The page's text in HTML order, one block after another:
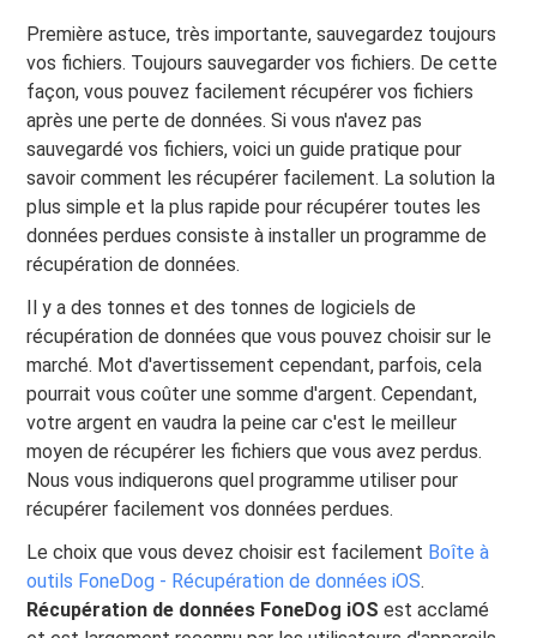
Première astuce, très importante, sauvegardez toujours
vos fichiers. Toujours sauvegarder vos fichiers. De cette
façon, vous pouvez facilement récupérer vos fichiers
après une perte de données. Si vous n'avez pas
sauvegardé vos fichiers, voici un guide pratique pour
savoir comment les récupérer facilement. La solution la
plus simple et la plus rapide pour récupérer toutes les
données perdues consiste à installer un programme de
récupération de données.
Il y a des tonnes et des tonnes de logiciels de
récupération de données que vous pouvez choisir sur le
marché. Mot d'avertissement cependant, parfois, cela
pourrait vous coûter une somme d'argent. Cependant,
votre argent en vaudra la peine car c'est le meilleur
moyen de récupérer les fichiers que vous avez perdus.
Nous vous indiquerons quel programme utiliser pour
récupérer facilement vos données perdues.
Le choix que vous devez choisir est facilement Boîte à
outils FoneDog - Récupération de données iOS.
Récupération de données FoneDog iOS est acclamé